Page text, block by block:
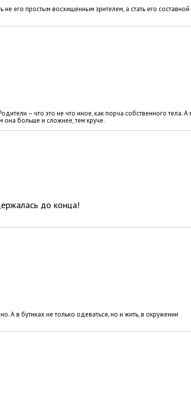
его простым восхищенным зрителем, а стать его составной
– что это не что иное, как порча собственного тела. А
она больше и сложнее, тем круче.
до конца!
А в бутиках не только одеваться, но и жить, в окружении